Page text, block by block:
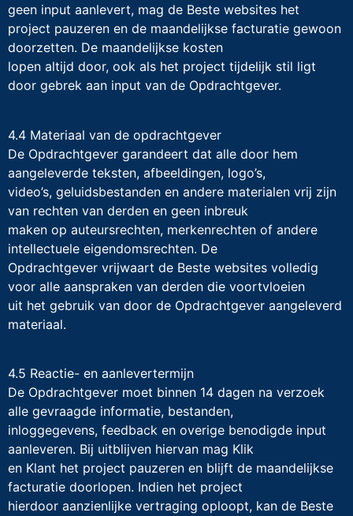
geen input aanlevert, mag de Beste websites het
project pauzeren en de maandelijkse facturatie gewoon
doorzetten. De maandelijkse kosten
lopen altijd door, ook als het project tijdelijk stil ligt
door gebrek aan input van de Opdrachtgever.
4.4 Materiaal van de opdrachtgever
De Opdrachtgever garandeert dat alle door hem
aangeleverde teksten, afbeeldingen, logo’s,
video’s, geluidsbestanden en andere materialen vrij zijn
van rechten van derden en geen inbreuk
maken op auteursrechten, merkenrechten of andere
intellectuele eigendomsrechten. De
Opdrachtgever vrijwaart de Beste websites volledig
voor alle aanspraken van derden die voortvloeien
uit het gebruik van door de Opdrachtgever aangeleverd
materiaal.
4.5 Reactie- en aanlevertermijn
De Opdrachtgever moet binnen 14 dagen na verzoek
alle gevraagde informatie, bestanden,
inloggegevens, feedback en overige benodigde input
aanleveren. Bij uitblijven hiervan mag Klik
en Klant het project pauzeren en blijft de maandelijkse
facturatie doorlopen. Indien het project
hierdoor aanzienlijke vertraging oploopt, kan de Beste